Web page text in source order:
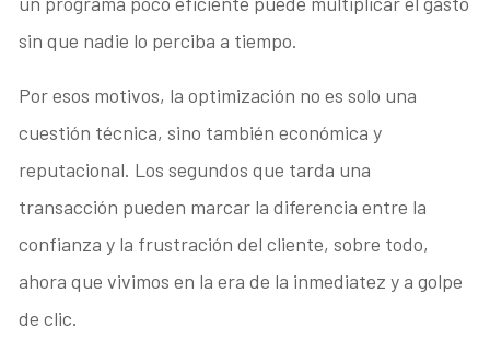
sin que nadie lo perciba a tiempo.
Por esos motivos, la optimización no es solo una
cuestión técnica, sino también económica y
reputacional. Los segundos que tarda una
transacción pueden marcar la diferencia entre la
confianza y la frustración del cliente, sobre todo,
ahora que vivimos en la era de la inmediatez y a golpe
de clic.